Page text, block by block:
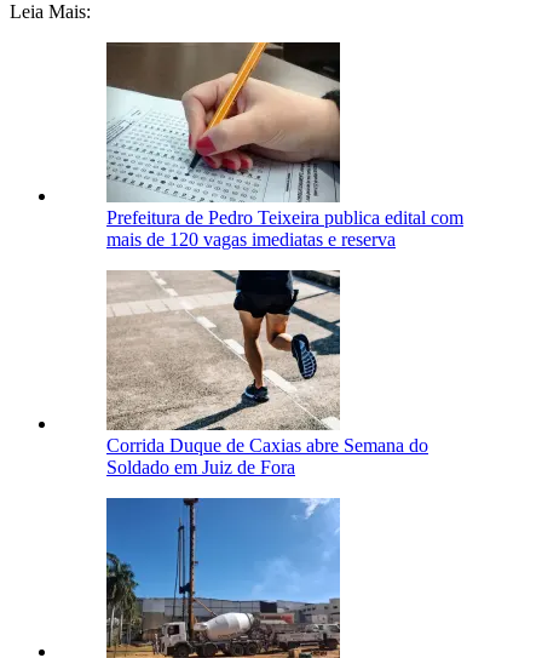
Leia Mais:
Prefeitura de Pedro Teixeira publica edital com
mais de 120 vagas imediatas e reserva
Corrida Duque de Caxias abre Semana do
Soldado em Juiz de Fora